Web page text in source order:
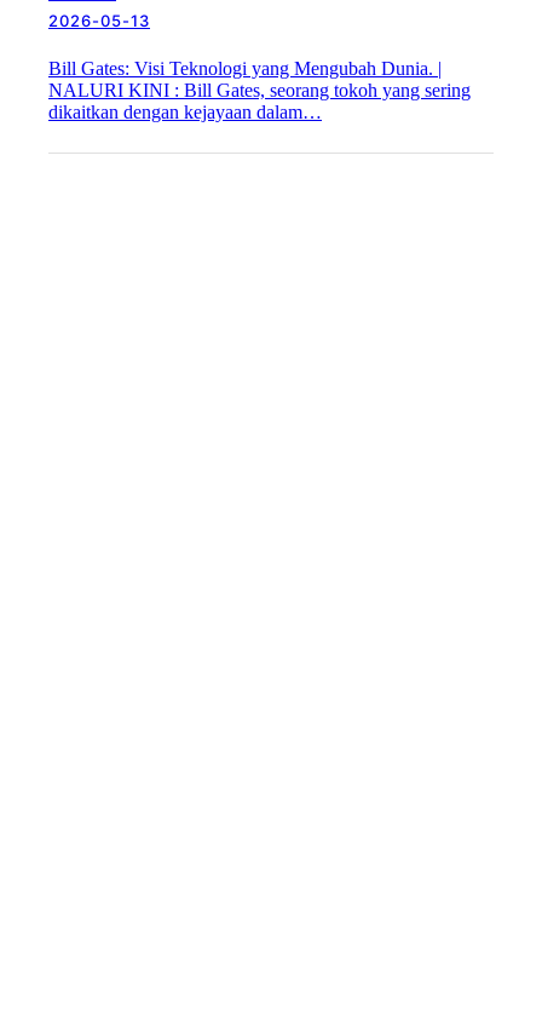
2026-05-13
Bill Gates: Visi Teknologi yang Mengubah Dunia. |
NALURI KINI : Bill Gates, seorang tokoh yang sering
dikaitkan dengan kejayaan dalam…